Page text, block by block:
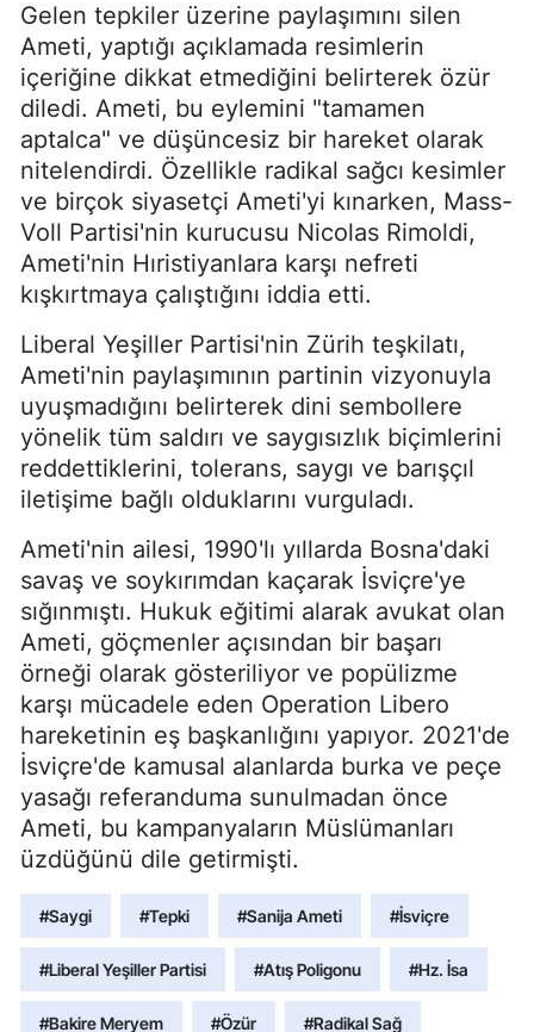
Gelen tepkiler üzerine paylaşımını silen
Ameti, yaptığı açıklamada resimlerin
içeriğine dikkat etmediğini belirterek özür
diledi. Ameti, bu eylemini "tamamen
aptalca" ve düşüncesiz bir hareket olarak
nitelendirdi. Özellikle radikal sağcı kesimler
ve birçok siyasetçi Ameti'yi kınarken, Mass-
Voll Partisi'nin kurucusu Nicolas Rimoldi,
Ameti'nin Hıristiyanlara karşı nefreti
kışkırtmaya çalıştığını iddia etti.
Liberal Yeşiller Partisi'nin Zürih teşkilatı,
Ameti'nin paylaşımının partinin vizyonuyla
uyuşmadığını belirterek dini sembollere
yönelik tüm saldırı ve saygısızlık biçimlerini
reddettiklerini, tolerans, saygı ve barışçıl
iletişime bağlı olduklarını vurguladı.
Ameti'nin ailesi, 1990'lı yıllarda Bosna'daki
savaş ve soykırımdan kaçarak İsviçre'ye
sığınmıştı. Hukuk eğitimi alarak avukat olan
Ameti, göçmenler açısından bir başarı
örneği olarak gösteriliyor ve popülizme
karşı mücadele eden Operation Libero
hareketinin eş başkanlığını yapıyor. 2021'de
İsviçre'de kamusal alanlarda burka ve peçe
yasağı referanduma sunulmadan önce
Ameti, bu kampanyaların Müslümanları
üzdüğünü dile getirmişti.
#Saygi #Tepki #Sanija Ameti #İsviçre
#Liberal Yeşiller Partisi #Atış Poligonu #Hz. İsa
#Bakire Meryem #Özür #Radikal Sağ